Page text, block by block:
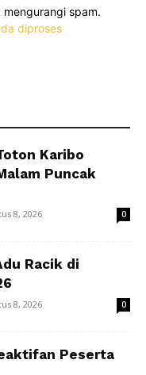
spam.
diproses
Karibo
Puncak
8, 2026 0
Racik di
8, 2026 0
Peserta